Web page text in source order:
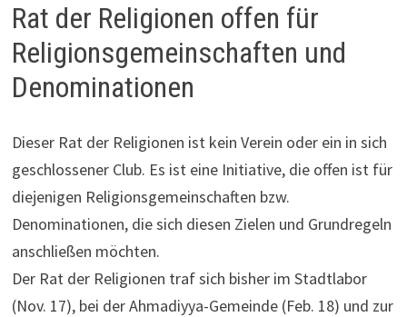
Rat der Religionen offen für
Religionsgemeinschaften und
Denominationen
Dieser Rat der Religionen ist kein Verein oder ein in sich
geschlossener Club. Es ist eine Initiative, die offen ist für
diejenigen Religionsgemeinschaften bzw.
Denominationen, die sich diesen Zielen und Grundregeln
anschließen möchten.
Der Rat der Religionen traf sich bisher im Stadtlabor
(Nov. 17), bei der Ahmadiyya-Gemeinde (Feb. 18) und zur